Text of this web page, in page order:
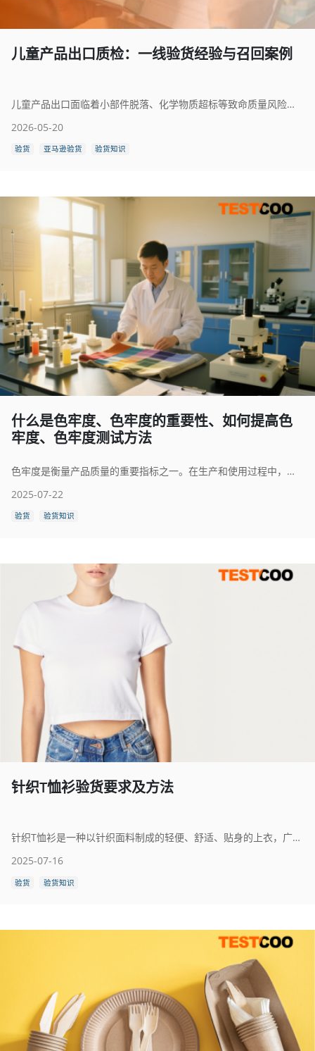
儿童产品出口质检：一线验货经验与召回案例
儿童产品出口面临着小部件脱落、化学物质超标等致命质量风险。本文结合一线验货经验与2025-2026年欧美召回数据，深度剖析儿童产品质检核心要点，帮助跨境卖家建立专业验货流程，降低出口风险。
2026-05-20
验货 亚马逊验货 验货知识
什么是色牢度、色牢度的重要性、如何提高色
牢度、色牢度测试方法
色牢度是衡量产品质量的重要指标之一。在生产和使用过程中，纺织品可能会承受相当大的应力，进而导致颜色变化。颜色渗入（染到其他物体上）和颜色流失（渗色）都是常见现象。这些影响通常是不合期望的，因此，在早期阶段确定纺织品的色牢度至关重要。
2025-07-22
验货 验货知识
针织T恤衫验货要求及方法
针织T恤衫是一种以针织面料制成的轻便、舒适、贴身的上衣，广泛应用于日常穿着、休闲活动及企业团体定制等场合。针织面料由纱线线圈交织而成，具有良好的弹性、透气性和柔软性，使T恤衫在穿着过程中更贴合身体，活动自如，深受男女老少喜爱。
2025-07-16
验货 验货知识